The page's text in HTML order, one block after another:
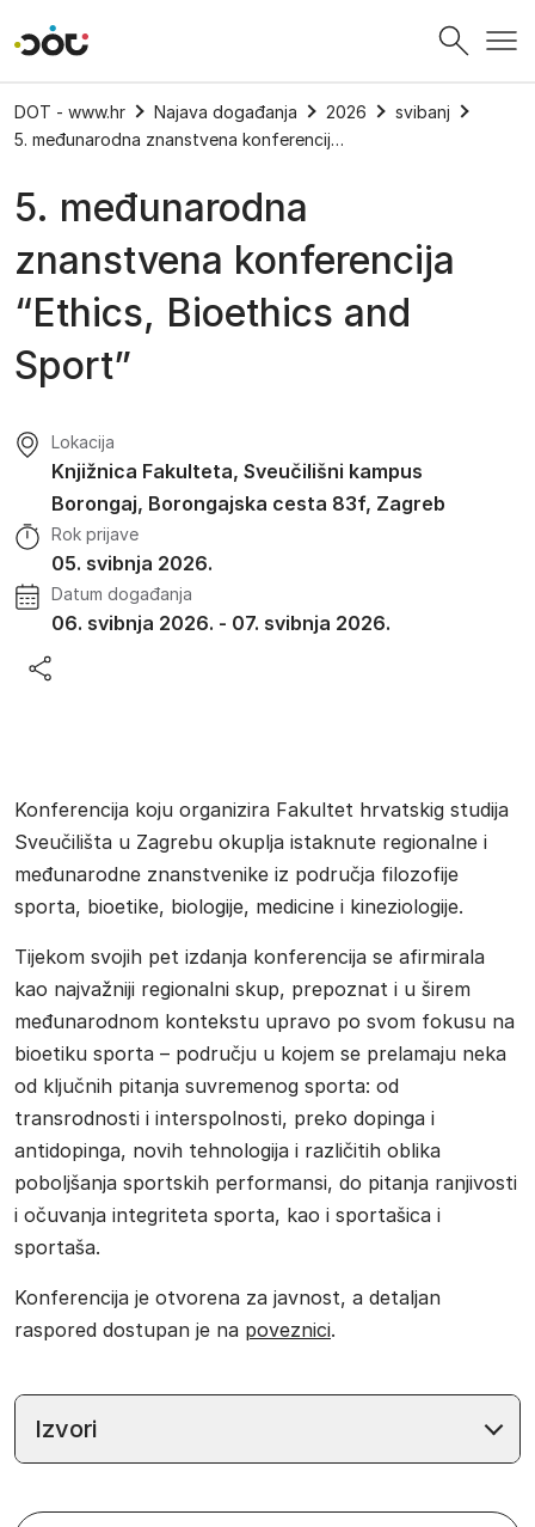
Povratak na naslovnicu
DOT - www.hr Najava događanja 2026
svibanj
5. međunarodna znanstvena konferencija “Ethics, Bioethics and Sport”
5. međunarodna
znanstvena konferencija
“Ethics, Bioethics and
Sport”
Lokacija
Knjižnica Fakulteta, Sveučilišni kampus
Borongaj, Borongajska cesta 83f, Zagreb
Rok prijave
05. svibnja 2026.
Datum događanja
06. svibnja 2026. - 07. svibnja 2026.
Konferencija koju organizira Fakultet hrvatskig studija
Sveučilišta u Zagrebu okuplja istaknute regionalne i
međunarodne znanstvenike iz područja filozofije
sporta, bioetike, biologije, medicine i kineziologije.
Tijekom svojih pet izdanja konferencija se afirmirala
kao najvažniji regionalni skup, prepoznat i u širem
međunarodnom kontekstu upravo po svom fokusu na
bioetiku sporta – području u kojem se prelamaju neka
od ključnih pitanja suvremenog sporta: od
transrodnosti i interspolnosti, preko dopinga i
antidopinga, novih tehnologija i različitih oblika
poboljšanja sportskih performansi, do pitanja ranjivosti
i očuvanja integriteta sporta, kao i sportašica i
sportaša.
Konferencija je otvorena za javnost, a detaljan
raspored dostupan je na poveznici.
Izvori